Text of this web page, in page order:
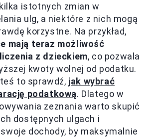
istotnych zmian w
ulg, a niektóre z nich mogą
korzystne. Na przykład,
mają teraz możliwość
z dzieckiem, co pozwala
kwoty wolnej od podatku.
to sprawdź, jak wybrać
podatkową. Dlatego w
zeznania warto skupić
dostępnych ulgach i
dochody, by maksymalnie